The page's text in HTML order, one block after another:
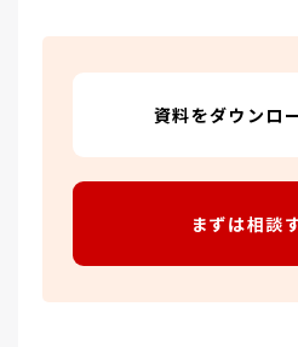
資料をダウンロ
まずは相談